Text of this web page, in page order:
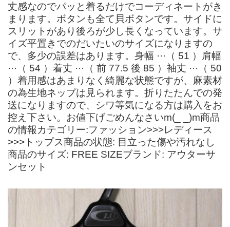
丈感なのでパッと着るだけでコーディネートがき
まります。ボタンも全て貝ボタンです。サイドに
スリットがあり後ろが少し長くなっています。サ
イズ平置きでのだいたいのサイズになりますの
で、多少の誤差はあります。身幅 ···（ 51 ）肩幅
···（ 54 ）着丈 ···（ 前 77.5 後 85 ）袖丈 ···（ 50
）着用感はあまりなく綺麗な状態ですが、麻素材
の為生地ネップは見られます。折りたたんでの発
送になりますので、シワ等気になる方は購入をお
控え下さい。お値下げごめんなさいm(_ _)m商品
の情報カテゴリー:ファッション>>>レディース
>>>トップス商品の状態: 目立った傷や汚れなし
商品のサイズ: FREE SIZEブランド: アウターサ
ンセット